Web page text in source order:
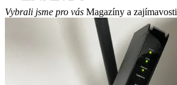
Vybrali jsme pro vás Magazíny a zajímavosti